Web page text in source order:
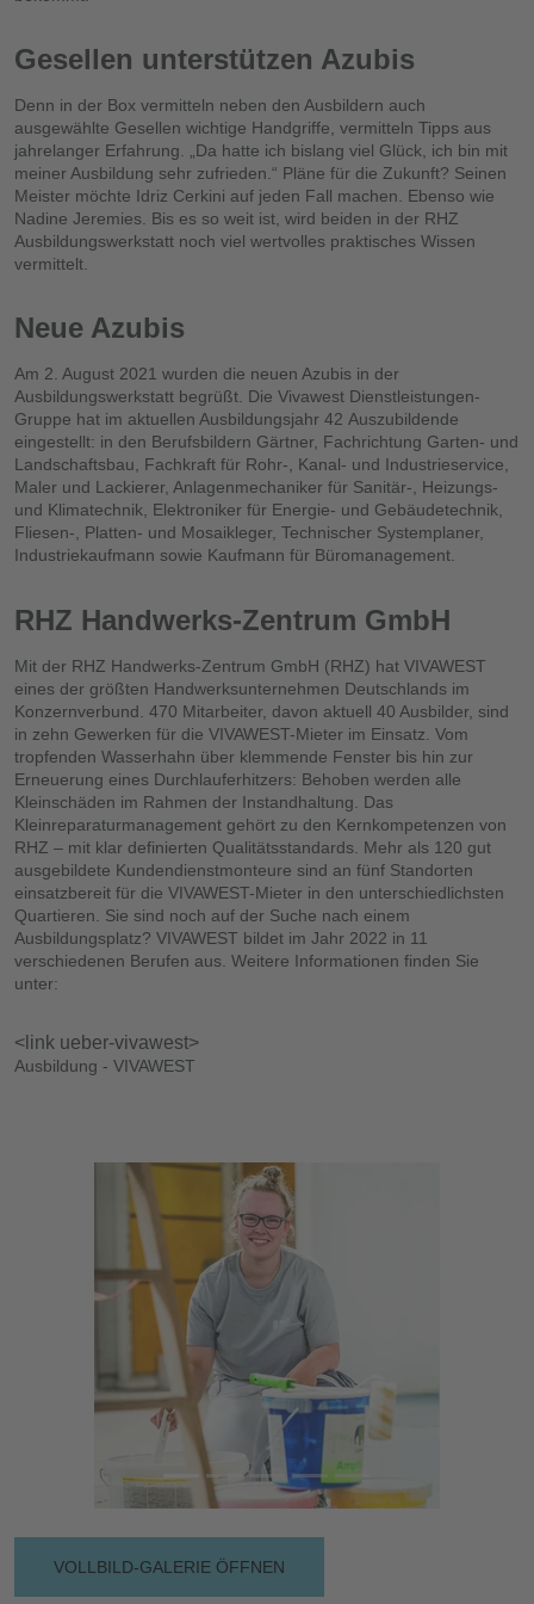
Gesellen unterstützen Azubis
Denn in der Box vermitteln neben den Ausbildern auch
ausgewählte Gesellen wichtige Handgriffe, vermitteln Tipps aus
jahrelanger Erfahrung. „Da hatte ich bislang viel Glück, ich bin mit
meiner Ausbildung sehr zufrieden.“ Pläne für die Zukunft? Seinen
Meister möchte Idriz Cerkini auf jeden Fall machen. Ebenso wie
Nadine Jeremies. Bis es so weit ist, wird beiden in der RHZ
Ausbildungswerkstatt noch viel wertvolles praktisches Wissen
vermittelt.
Neue Azubis
Am 2. August 2021 wurden die neuen Azubis in der
Ausbildungswerkstatt begrüßt. Die Vivawest Dienstleistungen-
Gruppe hat im aktuellen Ausbildungsjahr 42 Auszubildende
eingestellt: in den Berufsbildern Gärtner, Fachrichtung Garten- und
Landschaftsbau, Fachkraft für Rohr-, Kanal- und Industrieservice,
Maler und Lackierer, Anlagenmechaniker für Sanitär-, Heizungs-
und Klimatechnik, Elektroniker für Energie- und Gebäudetechnik,
Fliesen-, Platten- und Mosaikleger, Technischer Systemplaner,
Industriekaufmann sowie Kaufmann für Büromanagement.
RHZ Handwerks-Zentrum GmbH
Mit der RHZ Handwerks­-Zentrum GmbH (RHZ) hat VIVAWEST
eines der größten Handwerksunternehmen Deutschlands im
Konzernverbund. 470 Mitarbeiter, davon aktuell 40 Ausbilder, sind
in zehn Gewerken für die VIVAWEST-Mieter im Einsatz. Vom
tropfenden Wasserhahn über klemmende Fenster bis hin zur
Erneuerung eines Durchlauferhitzers: Behoben werden alle
Kleinschäden im Rahmen der Instandhaltung. Das
Kleinreparaturmanagement gehört zu den Kernkompetenzen von
RHZ – mit klar definierten Qualitätsstandards. Mehr als 120 gut
ausgebildete Kundendienstmonteure sind an fünf Standorten
einsatzbereit für die VIVAWEST-Mieter in den unterschiedlichsten
Quartieren. Sie sind noch auf der Suche nach einem
Ausbildungsplatz? VIVAWEST bildet im Jahr 2022 in 11
verschiedenen Berufen aus. Weitere Informationen finden Sie
unter:
<link ueber-vivawest>
Ausbildung - VIVAWEST
VOLLBILD-GALERIE ÖFFNEN